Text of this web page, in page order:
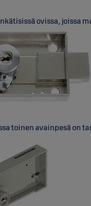
ovissa, joissa
toinen avainpesä on